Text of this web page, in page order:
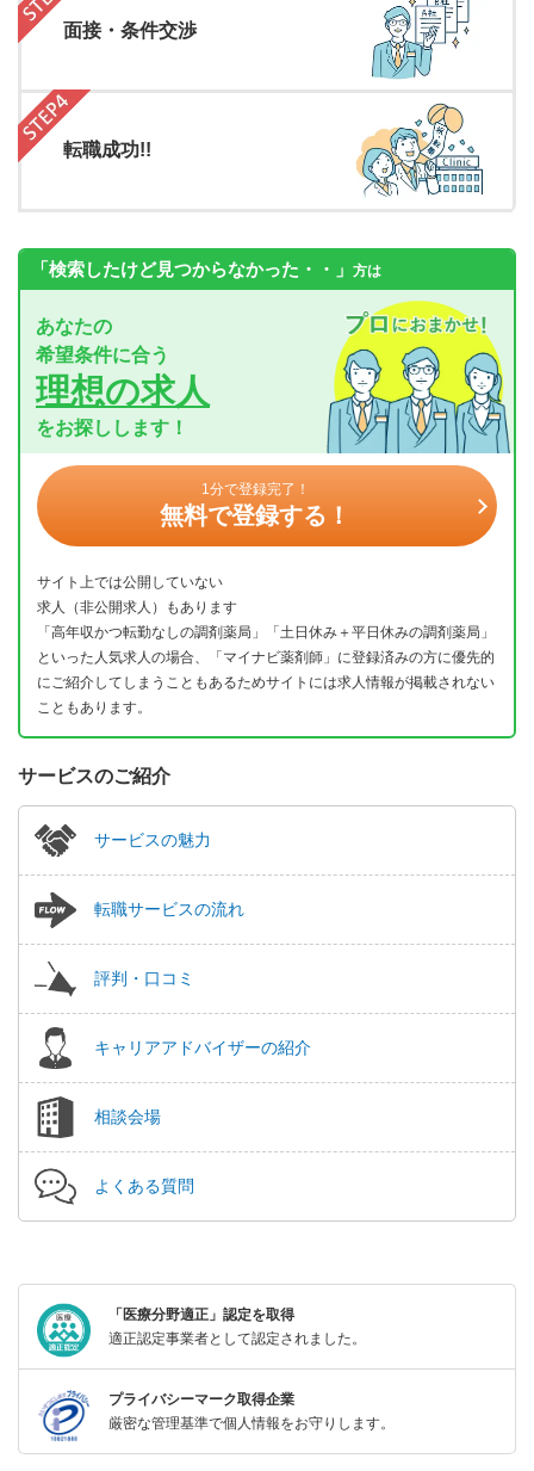
面接・条件交渉
転職成功!!
「検索したけど見つからなかった・・」 方は
あなたの
希望条件に合う
理想の求人
をお探しします！
1分で登録完了！
無料で登録する！
サイト上では公開していない
求人（非公開求人）もあります
「高年収かつ転勤なしの調剤薬局」「土日休み＋平日休みの調剤薬局」
といった人気求人の場合、「マイナビ薬剤師」に登録済みの方に優先的
にご紹介してしまうこともあるためサイトには求人情報が掲載されない
こともあります。
サービスのご紹介
サービスの魅力
転職サービスの流れ
評判・口コミ
キャリアアドバイザーの紹介
相談会場
よくある質問
「医療分野適正」認定を取得
適正認定事業者として認定されました。
プライバシーマーク取得企業
厳密な管理基準で個人情報をお守りします。